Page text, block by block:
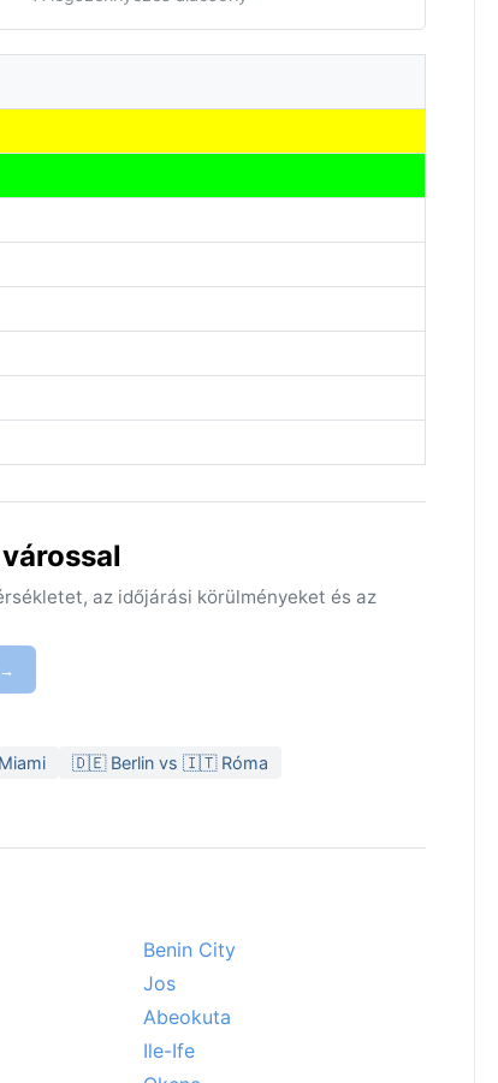
az időjárási körülményeket és az
🇩🇪 Berlin vs 🇮🇹 Róma
Benin City
Jos
Abeokuta
Ile-Ife